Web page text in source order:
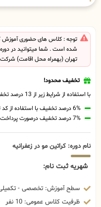
توجه : کلاس های حضوری آموزش
شده است . شما میتوانید در
تهران (بهمراه محل اقامت) شرکت
تخفیف محدود!
با استفاده از شرایط زیر از 13 درصد تخفیف بهره مند شوید.
6% درصد تخفیف با استفاده از کد تخفیف 20806
7% درصد تخفیف درصورت پرداخت شهریه با رمزارز
نام دوره: کراتین مو در زعفرانیه
شهریه ثبت نام:
سطح آموزش: تخصصی -
ظرفیت کلاس عمومی: 10 نفر